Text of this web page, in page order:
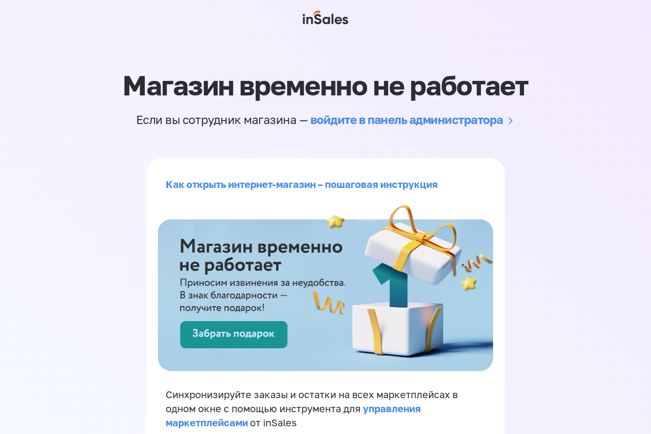
Магазин временно не работает
Если вы сотрудник магазина — войдите в панель администратора
Как открыть интернет-магазин – пошаговая инструкция
Синхронизируйте заказы и остатки на всех маркетплейсах в
одном окне с помощью инструмента для управления
маркетплейсами от inSales